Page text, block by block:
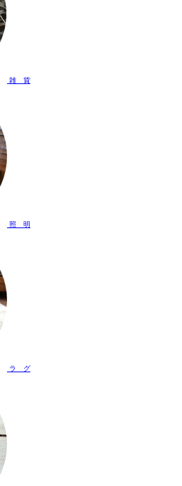
雑 貨
照 明
ラ グ